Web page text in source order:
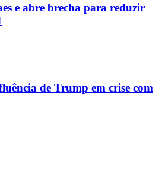
e abre brecha para reduzir
de Trump em crise com